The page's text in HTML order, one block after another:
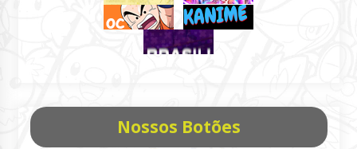
Nossos Botões